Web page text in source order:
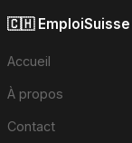
🇨🇭 EmploiSuisse
Accueil
À propos
Contact